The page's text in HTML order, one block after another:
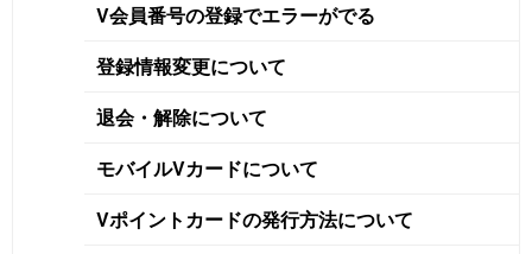
V会員番号の登録でエラーがでる
登録情報変更について
退会・解除について
モバイルVカードについて
Vポイントカードの発行方法について